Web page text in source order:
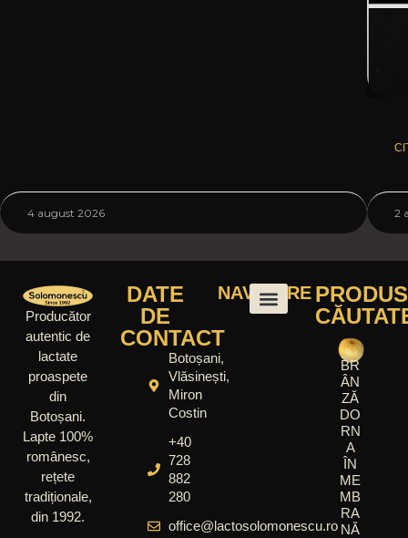
4 august 2026 2
Producător
autentic de
lactate
proaspete
din
Botoșani.
Lapte 100%
românesc,
rețete
tradiționale,
din 1992.
DATE
DE
CONTACT
Botoșani,
Vlăsinești,
Miron
Costin
+40
728
882
280
office@lactosolomonescu.ro
NAVIGARE
BR
ÂN
ZĂ
DO
RN
A
ÎN
ME
MB
RA
NĂ